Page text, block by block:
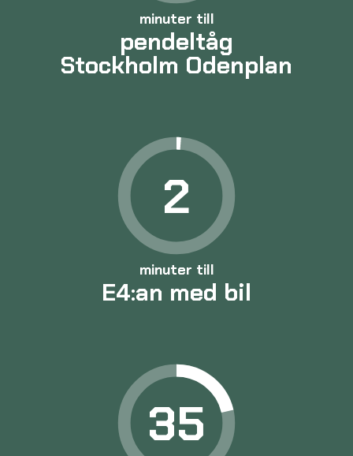
minuter till
pendeltåg
Stockholm Odenplan
2
minuter till
E4:an med bil
35